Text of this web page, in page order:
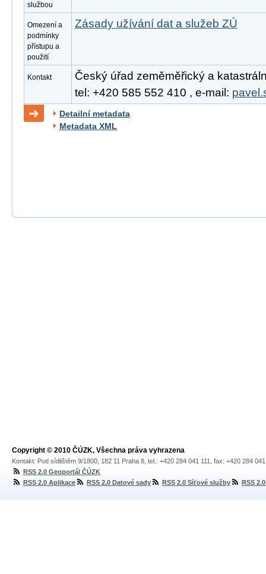
službou
Omezení a
podmínky
přístupu a
použití
Zásady užívání dat a služeb ZÚ
Kontakt
Český úřad zeměměřický a
tel: +420 585 552 410 , e-mail:
Detailní metadata
Metadata XML
Copyright © 2010 ČÚZK, Všechna práva vyhrazena
Kontakt: Pod sídlištěm 9/1800, 182 11 Praha 8, tel.: +420 284 041 111, fax: +420 284
RSS 2.0 Geoportál ČÚZK
RSS 2.0 Aplikace
RSS 2.0 Datové sady RSS 2.0 Síťové služby RSS